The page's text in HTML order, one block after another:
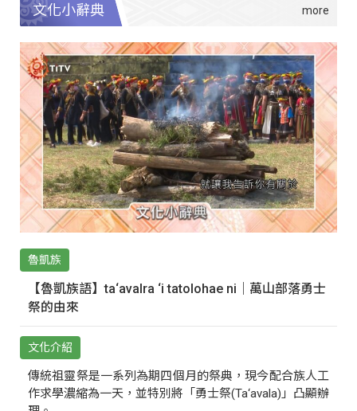
文化小辭典
魯凱族
【魯凱族語】ta‘avalra ‘i tatolohae ni｜萬山部落勇士
祭的由來
文化介紹
傳統祖靈祭是一系列為期四個月的祭典，現今配合族人工
作求學濃縮為一天，並特別將「勇士祭(Ta‘avala)」凸顯辦